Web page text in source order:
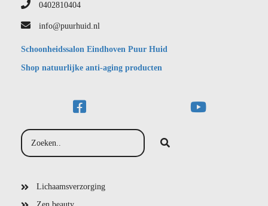
0402810404
info@puurhuid.nl
Schoonheidssalon Eindhoven Puur Huid
Shop natuurlijke anti-aging producten
Lichaamsverzorging